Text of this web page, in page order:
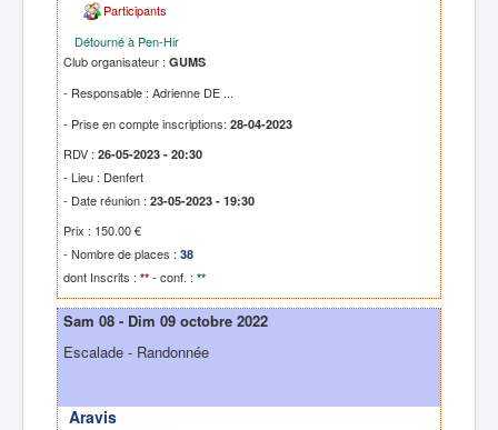
Participants
Détourné à Pen-Hir
Club organisateur : GUMS
- Responsable : Adrienne DE ...
- Prise en compte inscriptions: 28-04-2023
RDV : 26-05-2023 - 20:30
- Lieu : Denfert
- Date réunion : 23-05-2023 - 19:30
Prix : 150.00 €
- Nombre de places : 38
dont Inscrits : ** - conf. : **
Sam 08 - Dim 09 octobre 2022
Escalade - Randonnée
Aravis